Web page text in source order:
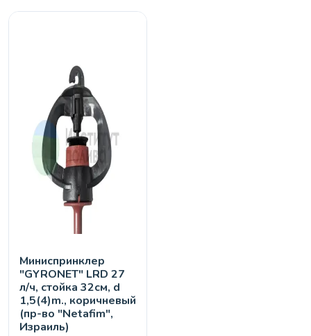
Миниспринклер
"GYRONET" LRD 27
л/ч, стойка 32см, d
1,5(4)m., коричневый
(пр-во "Netafim",
Израиль)